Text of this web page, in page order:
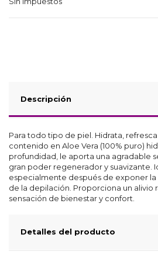
Descripción
Para todo tipo de piel. Hidrata,
contenido en Aloe Vera (100% puro)
profundidad, le aporta una agradable
gran poder regenerador y suavizante.
especialmente después de exponer la
de la depilación. Proporciona un alivio
sensación de bienestar y confort.
Detalles del producto